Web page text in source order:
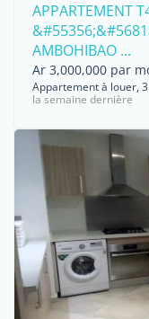
APPARTEMENT
AMBOHIBAO ...
Ar 3,000,000 par
Appartement à louer,
la semaine dernière